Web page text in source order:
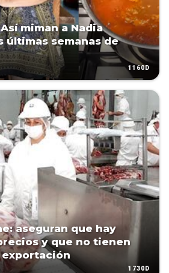
miman a Nadia
últimas semanas de
1160D
aseguran que hay
y que no tienen
exportación
1730D